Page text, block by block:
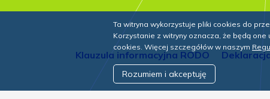
Klauzula informacyjna RODO
Ta witryna wykorzystuje pliki cookies do
Korzystanie z witryny oznacza, że będą
cookies. Więcej szczegółów w naszym
Rozumiem i akceptuję